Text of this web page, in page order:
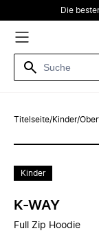
Die
Titelseite/Kinder/
Kinder
K-WAY
Full Zip Hoodie